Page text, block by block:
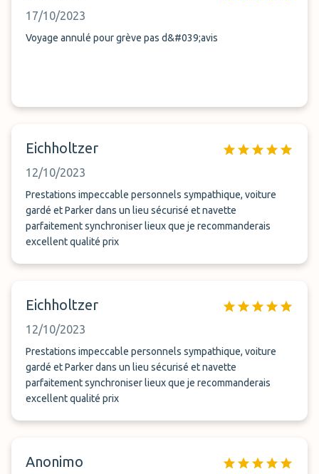
17/10/2023
Voyage annulé pour grève pas d&#039;avis
Eichholtzer
12/10/2023
Prestations impeccable personnels sympathique, voiture
gardé et Parker dans un lieu sécurisé et navette
parfaitement synchroniser lieux que je recommanderais
excellent qualité prix
Eichholtzer
12/10/2023
Prestations impeccable personnels sympathique, voiture
gardé et Parker dans un lieu sécurisé et navette
parfaitement synchroniser lieux que je recommanderais
excellent qualité prix
Anonimo